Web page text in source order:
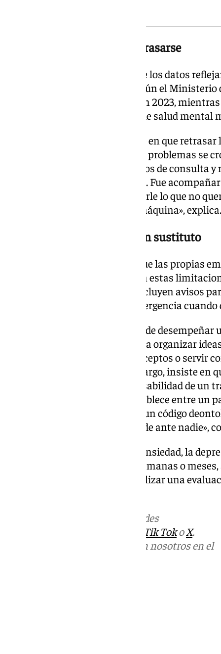
La salud mental no debe retrasarse
La autora también recuerda que los datos
de salud mental en España. Según el
cerca de 2,5 millones de casos en 2023,
continúan siendo el problema de salud mental
En este contexto, García insiste en que retrasar
profesional puede hacer que los problemas se
requiera más tiempo. «En 25 años de consulta
difícil nunca fue la información. Fue
cara, sostener un silencio y decirle lo que no
en una conversación con una máquina», explica.
Un complemento, pero no un sustituto
La psicóloga destaca además que las propias
inteligencia artificial reconocen estas
asistentes conversacionales incluyen avisos
profesionales o servicios de emergencia
Por ello, considera que la IA puede
complementaria. Puede ayudar a organizar
comprender determinados conceptos o servir
momentos de soledad. Sin embargo, insiste en
diagnósticos, asumir la responsabilidad de
relación terapéutica que se establece entre un
estoy colegiada, respondo ante un código
si hay riesgo. Una IA no responde ante nadie»,
García sostiene que cuando la ansiedad, la
emocional persisten durante semanas o
siendo la mejor opción para realizar una
en las redes
Tik TokoX.
Puedes ponerte en contacto con nosotros en el